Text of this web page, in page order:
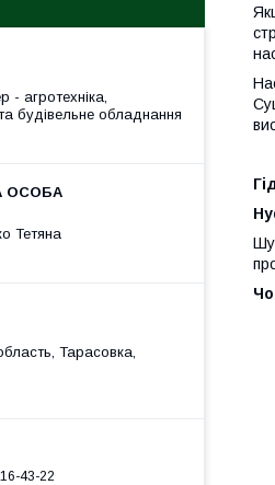
- агротехніка,
будівельне обладнання
Тетяна
Тарасовка,
43-22